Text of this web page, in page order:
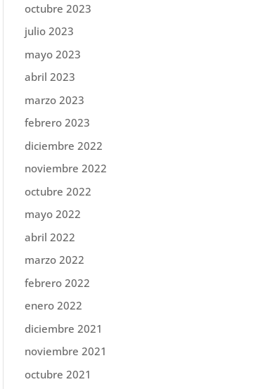
octubre 2023
julio 2023
mayo 2023
abril 2023
marzo 2023
febrero 2023
diciembre 2022
noviembre 2022
octubre 2022
mayo 2022
abril 2022
marzo 2022
febrero 2022
enero 2022
diciembre 2021
noviembre 2021
octubre 2021